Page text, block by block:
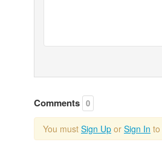
Comments 0
You must Sign Up or Sign In